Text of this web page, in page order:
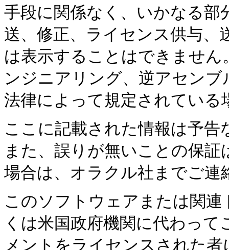
手段に関係なく、いかなる部
送、修正、ライセンス供与、
は表示することはできませ
ンジニアリング、逆アセン
法律によって規定されてい
ここに記載された情報は予
また、誤りが無いことの保
場合は、オラクル社までご連
このソフトウェアまたは関
くは米国政府機関に代わっ
メントをライセンスされた